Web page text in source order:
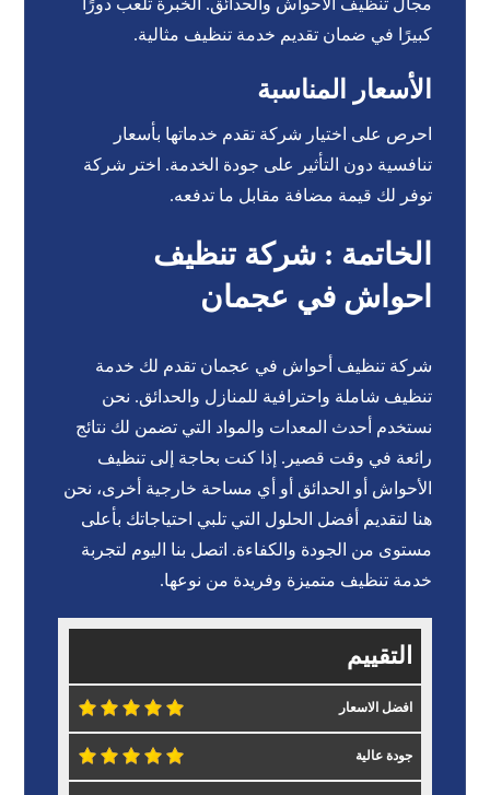
مجال تنظيف الأحواش والحدائق. الخبرة تلعب دورًا
كبيرًا في ضمان تقديم خدمة تنظيف مثالية.
الأسعار المناسبة
احرص على اختيار شركة تقدم خدماتها بأسعار
تنافسية دون التأثير على جودة الخدمة. اختر شركة
توفر لك قيمة مضافة مقابل ما تدفعه.
الخاتمة : شركة تنظيف
احواش في عجمان
شركة تنظيف أحواش في عجمان تقدم لك خدمة
تنظيف شاملة واحترافية للمنازل والحدائق. نحن
نستخدم أحدث المعدات والمواد التي تضمن لك نتائج
رائعة في وقت قصير. إذا كنت بحاجة إلى تنظيف
الأحواش أو الحدائق أو أي مساحة خارجية أخرى، نحن
هنا لتقديم أفضل الحلول التي تلبي احتياجاتك بأعلى
مستوى من الجودة والكفاءة. اتصل بنا اليوم لتجربة
خدمة تنظيف متميزة وفريدة من نوعها.
التقييم
افضل الاسعار
جودة عالية